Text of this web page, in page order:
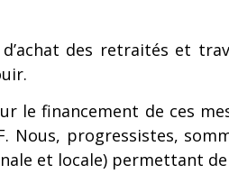
des retraités et
le financement de ces
Nous, progressistes,
et locale) permettant